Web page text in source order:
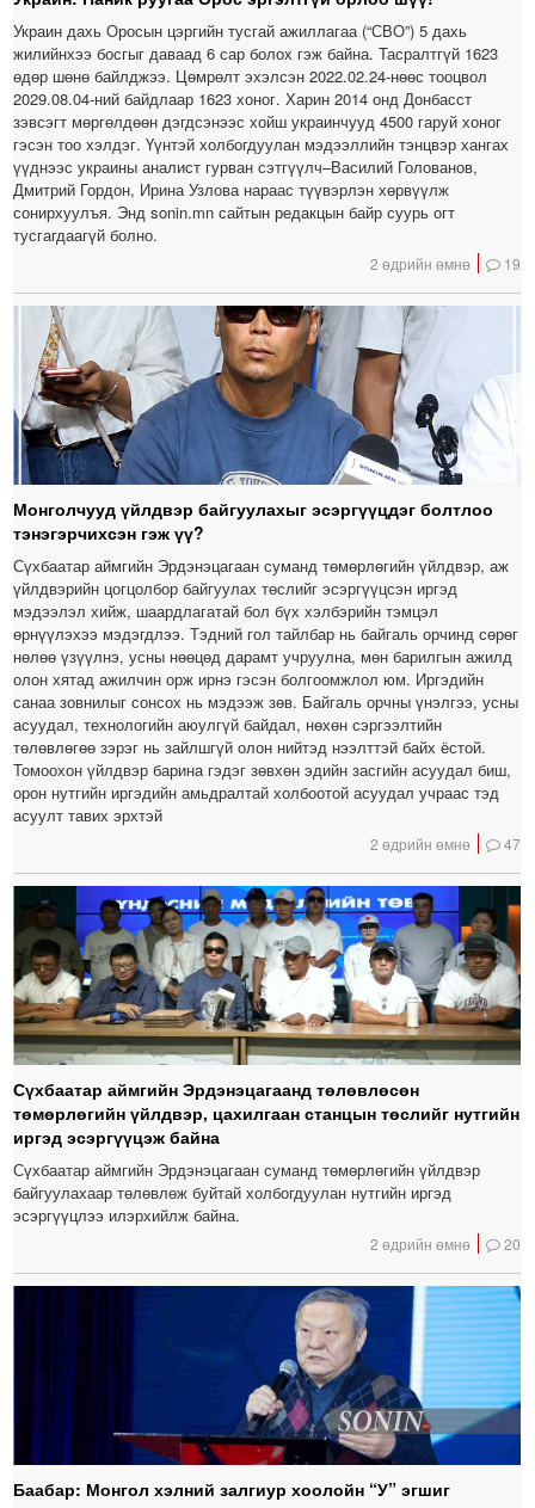
Украин дахь Оросын цэргийн тусгай ажиллагаа (“СВО”) 5 дахь
жилийнхээ босгыг даваад 6 сар болох гэж байна. Тасралтгүй 1623
өдөр шөнө байлджээ. Цөмрөлт эхэлсэн 2022.02.24-нөөс тооцвол
2029.08.04-ний байдлаар 1623 хоног. Харин 2014 онд Донбасст
зэвсэгт мөргөлдөөн дэгдсэнээс хойш украинчууд 4500 гаруй хоног
гэсэн тоо хэлдэг. Үүнтэй холбогдуулан мэдээллийн тэнцвэр хангах
үүднээс украины аналист гурван сэтгүүлч–Василий Голованов,
Дмитрий Гордон, Ирина Узлова нараас түүвэрлэн хөрвүүлж
сонирхуулъя. Энд sonin.mn сайтын редакцын байр суурь огт
тусгагдаагүй болно.
2 өдрийн өмнө 19
Монголчууд үйлдвэр байгуулахыг эсэргүүцдэг болтлоо
тэнэгэрчихсэн гэж үү?
Сүхбаатар аймгийн Эрдэнэцагаан суманд төмөрлөгийн үйлдвэр, аж
үйлдвэрийн цогцолбор байгуулах төслийг эсэргүүцсэн иргэд
мэдээлэл хийж, шаардлагатай бол бүх хэлбэрийн тэмцэл
өрнүүлэхээ мэдэгдлээ. Тэдний гол тайлбар нь байгаль орчинд сөрөг
нөлөө үзүүлнэ, усны нөөцөд дарамт учруулна, мөн барилгын ажилд
олон хятад ажилчин орж ирнэ гэсэн болгоомжлол юм. Иргэдийн
санаа зовнилыг сонсох нь мэдээж зөв. Байгаль орчны үнэлгээ, усны
асуудал, технологийн аюулгүй байдал, нөхөн сэргээлтийн
төлөвлөгөө зэрэг нь зайлшгүй олон нийтэд нээлттэй байх ёстой.
Томоохон үйлдвэр барина гэдэг зөвхөн эдийн засгийн асуудал биш,
орон нутгийн иргэдийн амьдралтай холбоотой асуудал учраас тэд
асуулт тавих эрхтэй
2 өдрийн өмнө 47
Сүхбаатар аймгийн Эрдэнэцагаанд төлөвлөсөн
төмөрлөгийн үйлдвэр, цахилгаан станцын төслийг нутгийн
иргэд эсэргүүцэж байна
Сүхбаатар аймгийн Эрдэнэцагаан суманд төмөрлөгийн үйлдвэр
байгуулахаар төлөвлөж буйтай холбогдуулан нутгийн иргэд
эсэргүүцлээ илэрхийлж байна.
2 өдрийн өмнө 20
Баабар: Монгол хэлний залгиур хоолойн “У” эгшиг